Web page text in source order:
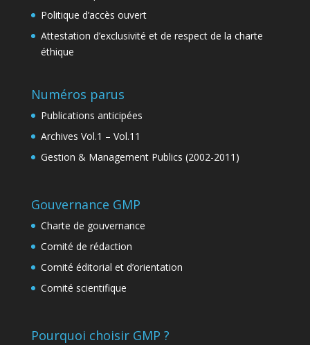
Politique d’accès ouvert
Attestation d’exclusivité et de respect de la charte
éthique
Numéros parus
Publications anticipées
Archives Vol.1 – Vol.11
Gestion & Management Publics (2002-2011)
Gouvernance GMP
Charte de gouvernance
Comité de rédaction
Comité éditorial et d’orientation
Comité scientifique
Pourquoi choisir GMP ?